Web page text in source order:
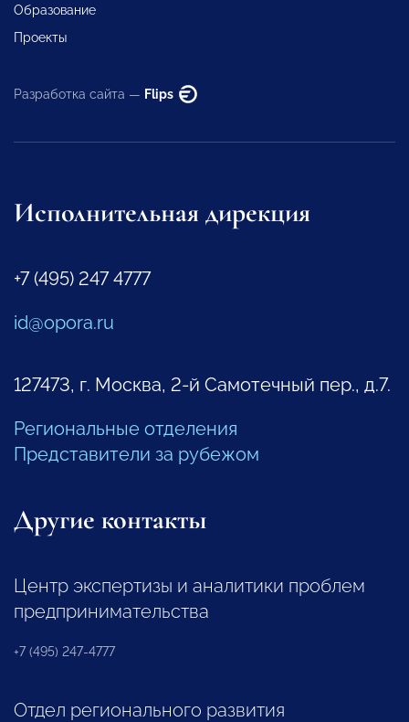
Образование
Проекты
Разработка сайта — Flips
Исполнительная дирекция
+7 (495) 247 4777
id@opora.ru
127473, г. Москва, 2-й Самотечный пер., д.7.
Региональные отделения
Представители за рубежом
Другие контакты
Центр экспертизы и аналитики проблем
предпринимательства
+7 (495) 247-4777
Отдел регионального развития